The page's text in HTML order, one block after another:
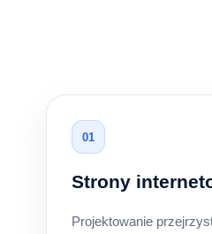
01
Strony
Projektowanie